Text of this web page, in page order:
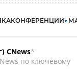
КОНФЕРЕНЦИИ
CNews*
по ключевому